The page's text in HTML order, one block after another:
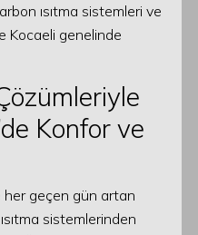
ısıtma sistemleri ve
Kocaeli genelinde
Konfor ve
her geçen gün artan
sistemlerinden